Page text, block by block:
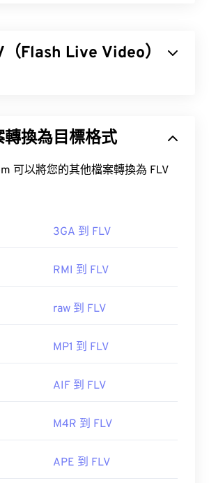
Flash Live Video）
的多媒體內容。它也是一種媒體容
ISO/IEC 14496-12:2008
檔案？
Cloud (Animation-
CC-a
。在 Adobe Flash 7 及更高版
放標準，因此可以在許多非 Adobe
換為目標格式
可以將您的其他檔案轉換為 FLV
3GA 到 FLV
RMI 到 FLV
raw 到 FLV
MP1 到 FLV
AIF 到 FLV
M4R 到 FLV
APE 到 FLV